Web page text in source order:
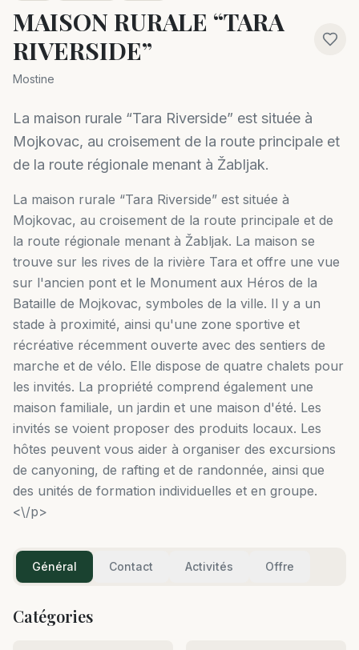
MAISON RURALE “TARA
RIVERSIDE”
Mostine
La maison rurale “Tara Riverside” est située à
Mojkovac, au croisement de la route principale et
de la route régionale menant à Žabljak.
La maison rurale “Tara Riverside” est située à
Mojkovac, au croisement de la route principale et de
la route régionale menant à Žabljak. La maison se
trouve sur les rives de la rivière Tara et offre une vue
sur l'ancien pont et le Monument aux Héros de la
Bataille de Mojkovac, symboles de la ville. Il y a un
stade à proximité, ainsi qu'une zone sportive et
récréative récemment ouverte avec des sentiers de
marche et de vélo. Elle dispose de quatre chalets pour
les invités. La propriété comprend également une
maison familiale, un jardin et une maison d'été. Les
invités se voient proposer des produits locaux. Les
hôtes peuvent vous aider à organiser des excursions
de canyoning, de rafting et de randonnée, ainsi que
des unités de formation individuelles et en groupe.
<\/p>
Général Contact Activités Offre
Catégories